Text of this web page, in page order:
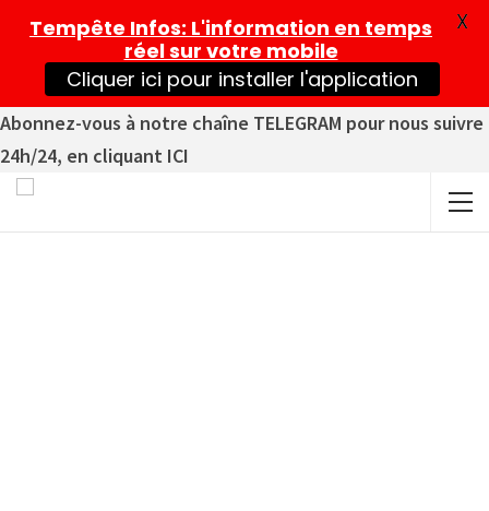
Abonnez-vous à notre chaîne TELEGRAM pour nous suivre
24h/24, en cliquant ICI
Tempête Infos: L'information en temps
réel sur votre mobile
Cliquer ici pour installer l'application
X